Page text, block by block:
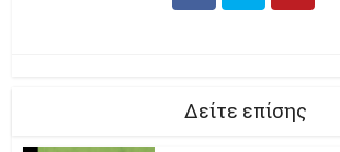
Δείτε επίσης